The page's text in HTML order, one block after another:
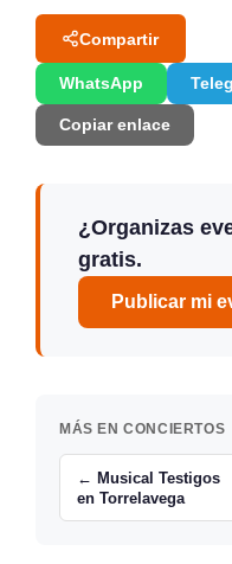
Compartir
WhatsApp
Copiar enlace
¿Organizas
gratis.
Publicar mi
MÁS EN CONCIERTOS
← Musical Testigos
en Torrelavega